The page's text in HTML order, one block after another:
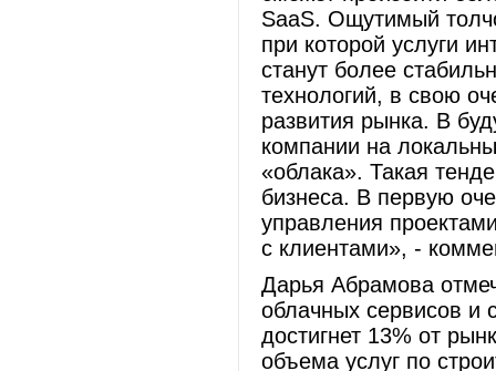
SaaS. Ощутимый
при которой услуги
станут более
технологий, в свою
развития рынка. В
компании на
«облака». Такая
бизнеса. В первую
управления
с клиентами», -
Дарья Абрамова
облачных сервисов и
достигнет 13% от
объема услуг по